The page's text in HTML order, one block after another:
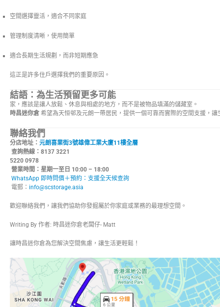
空間選擇靈活，適合不同家庭
管理制度清晰，使用簡單
適合長期生活規劃，而非短期應急
這正是許多住戶選擇我們的重要原因。
結語：為生活預留更多可能
家，應該是讓人放鬆、休息與相處的地方，而不是被物品填滿的儲藏室。
時昌迷你倉 希望為天恒邨及元朗一帶居民，提供一個可靠而實際的空間支援，
聯絡我們
分店地址： 元朗喜業街3號雄偉工業大廈11樓全層
查詢熱線：8137 3221 搬
5220 0978
營業時間：星期一至日 10:00 – 18:00
WhatsApp 即時問價＋預約：支援全天候查詢
電郵： info@scstorage.asia
歡迎聯絡我們，讓我們協助你發掘屬於你家庭或業務的最理想空間。
Writing By 作者: 時昌迷你倉老闆仔- Matt
讓時昌迷你倉為您解決空間焦慮，讓生活更輕鬆！